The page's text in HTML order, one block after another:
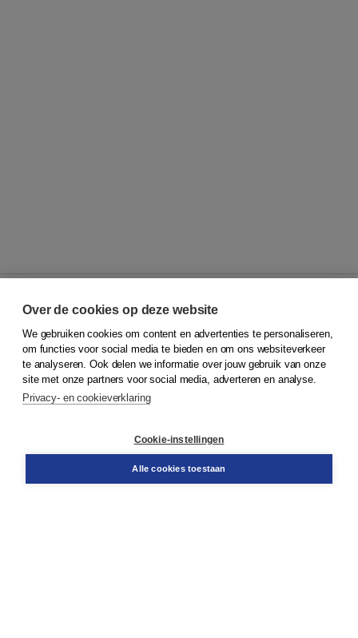
© 2026Koninklijke Boom uitgevers
Klantenservice
Service & informatie
Contact
Over de cookies op deze website
We gebruiken cookies om content en advertenties te personaliseren,
om functies voor social media te bieden en om ons websiteverkeer
te analyseren. Ook delen we informatie over jouw gebruik van onze
site met onze partners voor social media, adverteren en analyse.
Privacy- en cookieverklaring
Cookie-instellingen
Alle cookies toestaan